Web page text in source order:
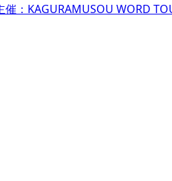
：KAGURAMUSOU WORD